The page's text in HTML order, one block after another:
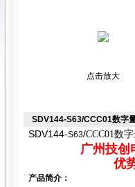
点击放大
SDV144-S63/CCC01数字
SDV144-S63/CCC01数字
广州技
优
产品简介：